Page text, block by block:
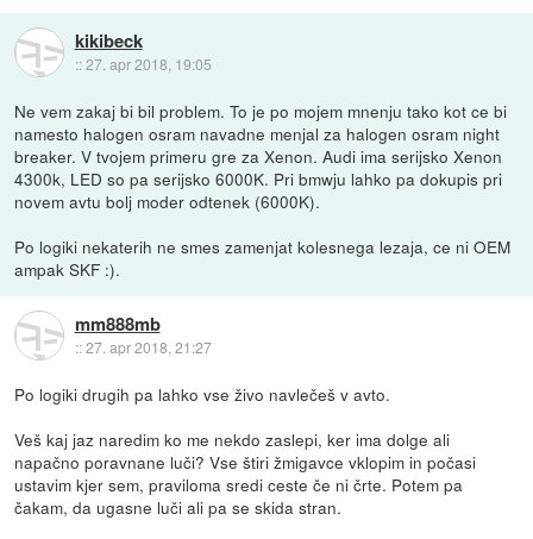
kikibeck
::27. apr 2018, 19:05
Ne vem zakaj bi bil problem. To je po mojem mnenju tako kot ce bi
namesto halogen osram navadne menjal za halogen osram night
breaker. V tvojem primeru gre za Xenon. Audi ima serijsko Xenon
4300k, LED so pa serijsko 6000K. Pri bmwju lahko pa dokupis pri
novem avtu bolj moder odtenek (6000K).
Po logiki nekaterih ne smes zamenjat kolesnega lezaja, ce ni OEM
ampak SKF :).
mm888mb
::27. apr 2018, 21:27
Po logiki drugih pa lahko vse živo navlečeš v avto.
Veš kaj jaz naredim ko me nekdo zaslepi, ker ima dolge ali
napačno poravnane luči? Vse štiri žmigavce vklopim in počasi
ustavim kjer sem, praviloma sredi ceste če ni črte. Potem pa
čakam, da ugasne luči ali pa se skida stran.